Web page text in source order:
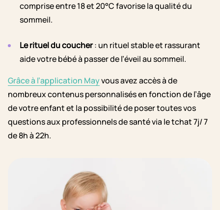
comprise entre 18 et 20°C favorise la qualité du
sommeil.
Le rituel du coucher: un rituel stable et rassurant
aide votre bébé à passer de l’éveil au sommeil.
Grâce à l’application Mayvous avez accès à de
nombreux contenus personnalisés en fonction de l’âge
de votre enfant et la possibilité de poser toutes vos
questions aux professionnels de santé via le tchat 7j/ 7
de 8h à 22h.